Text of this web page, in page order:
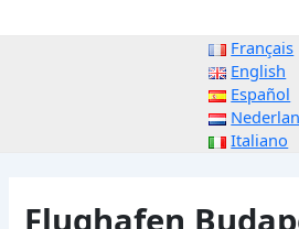
Français
English
Español
Italiano
Flughafen